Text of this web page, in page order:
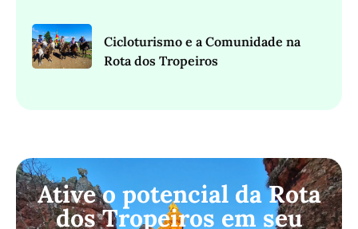
Cicloturismo e a Comunidade na
Rota dos Tropeiros
Ative o potencial da Rota
dos Tropeiros em seu